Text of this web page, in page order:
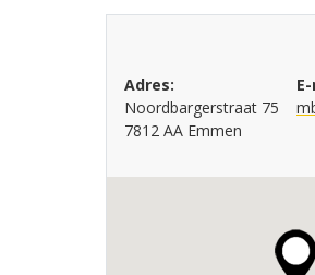
Adres:
Noordbargerstraat 75
7812 AA Emmen